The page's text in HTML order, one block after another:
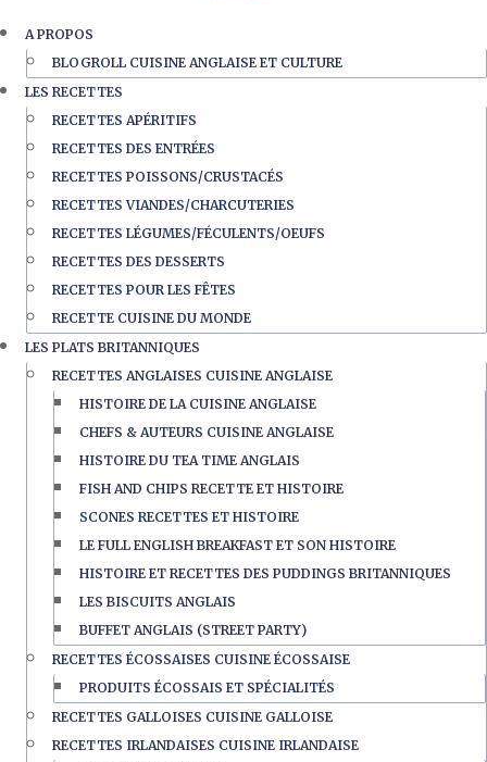
A PROPOS
BLOGROLL CUISINE ANGLAISE ET CULTURE
LES RECETTES
RECETTES APÉRITIFS
RECETTES DES ENTRÉES
RECETTES POISSONS/CRUSTACÉS
RECETTES VIANDES/CHARCUTERIES
RECETTES LÉGUMES/FÉCULENTS/OEUFS
RECETTES DES DESSERTS
RECETTES POUR LES FÊTES
RECETTE CUISINE DU MONDE
LES PLATS BRITANNIQUES
RECETTES ANGLAISES CUISINE ANGLAISE
HISTOIRE DE LA CUISINE ANGLAISE
CHEFS & AUTEURS CUISINE ANGLAISE
HISTOIRE DU TEA TIME ANGLAIS
FISH AND CHIPS RECETTE ET HISTOIRE
SCONES RECETTES ET HISTOIRE
LE FULL ENGLISH BREAKFAST ET SON HISTOIRE
HISTOIRE ET RECETTES DES PUDDINGS BRITANNIQUES
LES BISCUITS ANGLAIS
BUFFET ANGLAIS (STREET PARTY)
RECETTES ÉCOSSAISES CUISINE ÉCOSSAISE
PRODUITS ÉCOSSAIS ET SPÉCIALITÉS
RECETTES GALLOISES CUISINE GALLOISE
RECETTES IRLANDAISES CUISINE IRLANDAISE